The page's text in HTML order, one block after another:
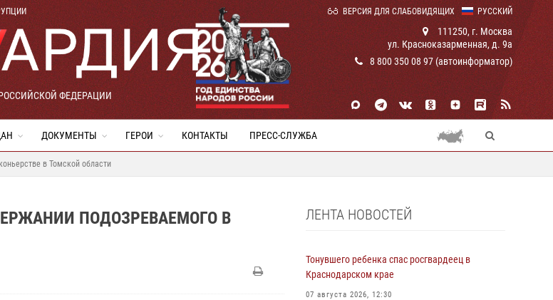
РУССКИЙ
ВЕРСИЯ ДЛЯ СЛАБОВИДЯЩИХ
ФЕДЕРАЦИИ
111250, г. Москва
ул. Красноказарменная, д. 9а
8 800 350 08 97 (автоинформатор)
ДОКУМЕНТЫ ГЕРОИ КОНТАКТЫ ПРЕСС-СЛУЖБА
в Томской области
ПОДОЗРЕВАЕМОГО В
ЛЕНТА НОВОСТЕЙ
Тонувшего ребенка спас росгвардеец в
Краснодарском крае
07 августа 2026, 12:30